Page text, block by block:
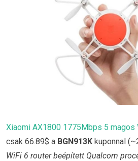
Xiaomi AX1800 1775Mbps 5 magos
csak 66.89$ a BGN913K kuponnal
WiFi 6 router beépített Qualcom